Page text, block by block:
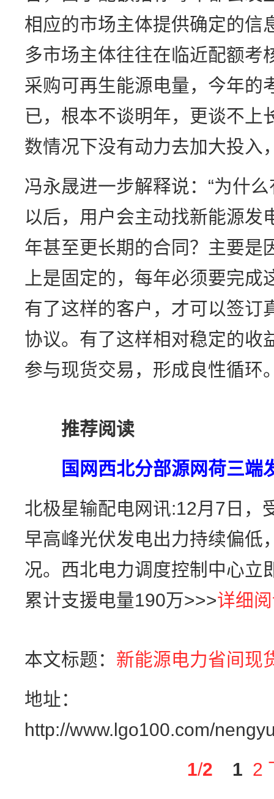
相应的市场主体提供确定的信
多市场主体往往在临近配额考
采购可再生能源电量，今年的
已，根本不谈明年，更谈不上
数情况下没有动力去加大投入
冯永晟进一步解释说：“为什
以后，用户会主动找新能源发
年甚至更长期的合同？主要是
上是固定的，每年必须要完
有了这样的客户，才可以签订
协议。有了这样相对稳定的收
参与现货交易，形成良性循环
推荐阅读
国网西北分部源网荷三端
北极星输配电网讯:12月7日，
早高峰光伏发电出力持续偏低
况。西北电力调度控制中心立
累计支援电量190万>>>详细
本文标题： 新能源电力省间现
地址：
http://www.lgo100.com/
1/2 1 2